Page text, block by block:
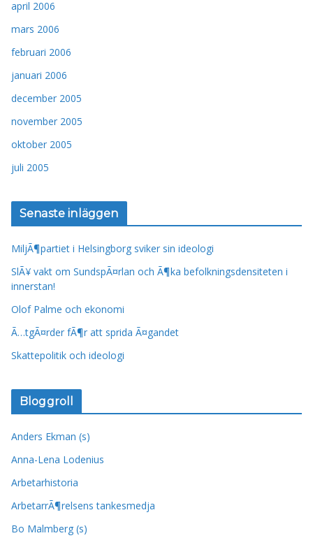
april 2006
mars 2006
februari 2006
januari 2006
december 2005
november 2005
oktober 2005
juli 2005
Senaste inläggen
MiljÃ¶partiet i Helsingborg sviker sin ideologi
SlÃ¥ vakt om SundspÃ¤rlan och Ã¶ka befolkningsdensiteten i
innerstan!
Olof Palme och ekonomi
Ã…tgÃ¤rder fÃ¶r att sprida Ã¤gandet
Skattepolitik och ideologi
Bloggroll
Anders Ekman (s)
Anna-Lena Lodenius
Arbetarhistoria
ArbetarrÃ¶relsens tankesmedja
Bo Malmberg (s)